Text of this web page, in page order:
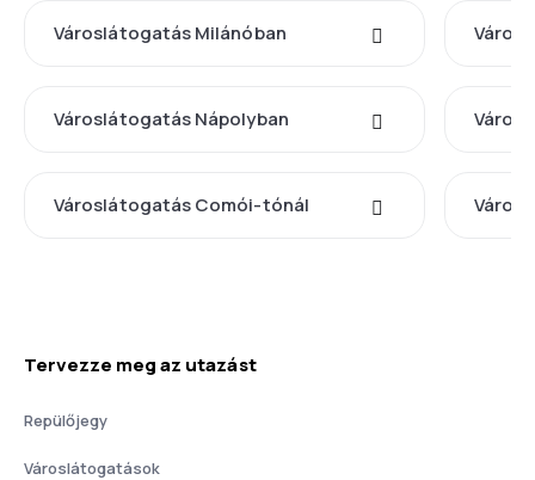
Városlátogatás Milánóban
Városlátogatás Nápolyban
Városlátogatás Comói-tónál
Tervezze meg az utazást
Repülőjegy
Városlátogatások